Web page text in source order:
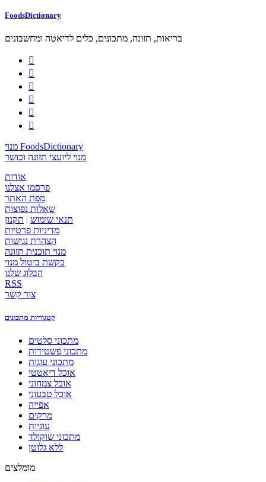
FoodsDictionary
בריאות, תזונה, מתכונים, כלים לדיאטה ומחשבונים






מנוי FoodsDictionary
מנוי ליועצי תזונה וכושר
אודות
פרסמו אצלנו
מפת האתר
שאלות נפוצות
תנאי שימוש | תקנון
מדיניות פרטיות
הצהרת נגישות
מנוי תוכנית תזונה
בקשת ביטול מנוי
הבלוג שלנו
RSS
צור קשר
קטגוריות מתכונים
מתכוני סלטים
מתכוני פשטידות
מתכוני עוגות
אוכל דיאטטי
אוכל צמחוני
אוכל טבעוני
אפייה
מרקים
עוגיות
מתכוני שוקולד
ללא גלוטן
מומלצים